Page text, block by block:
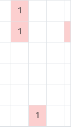
1
1
1